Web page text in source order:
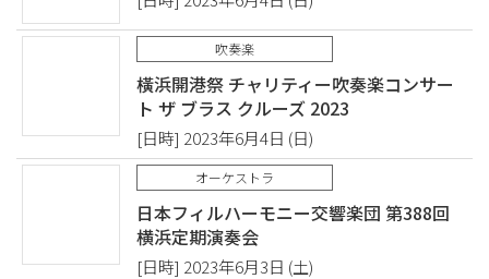
吹奏楽
橫浜開港祭 チャリティー吹奏楽コンサー
ト ザ ブラス クルーズ 2023
[日時] 2023年6月4日 (日)
オーケストラ
日本フィルハーモニー交響楽団 第388回
横浜定期演奏会
[日時] 2023年6月3日 (土)